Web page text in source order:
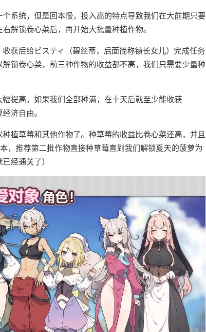
系统，但是回本慢，投入高的特点导致我们在大前期只要
解锁卷心菜后，再开始大批量种植作物。
获后给ビスティ（碧丝蒂，后面简称镇长女儿）完成任务
锁卷心菜，前三种作物的收益都不高，我们只需要少量种
提高，如果我们全部种满，在十天后就至少能收获
济自由。
植草莓和其他作物了。种草莓的收益比卷心菜还高，并且
，推荐第二批作物直接种草莓直到我们解锁夏天的菠萝为
经通关了）